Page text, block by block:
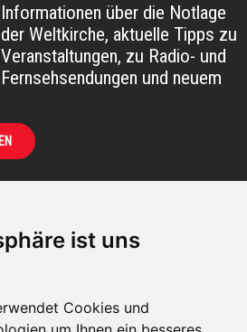
ist uns
Cookies und
Informationen über die Notlage
der Weltkirche, aktuelle Tipps zu
Veranstaltungen, zu Radio- und
Fernsehsendungen und neuem